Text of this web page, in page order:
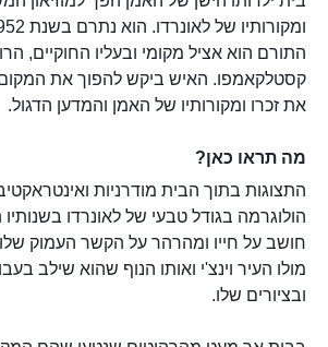
התורם הוא אציל מקומי ובעליו החוקיים,
קסטלקאמפו. האיש ביקש להפוך את המקום
את זכרו ומקורותיו של האמן והמדען הדגול.
מה תראו כאן?
התצוגות בתוך הבית מודרניות
הולוגרמה בגודל טבעי של לאונרדו
חושב על חייו ומהרהר על הקשר העמוק
מולו העיר וינצ'י ואותו הנוף שהוא שילב
ובציורים שלו.